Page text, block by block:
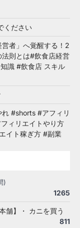
ください
営者」へ覚醒する！2
則とは#飲食店経営
識 #飲食店 スキル
#shorts #アフィリ
ィリエイトやり方
イト稼ぎ方 #副業
)
1265
舗】・ カニを買う
811